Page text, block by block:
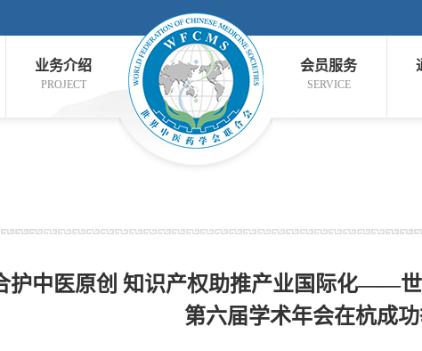
业务介绍
PROJECT
会员服务
SERVICE
护中医原创 知识产权助推产业国际化——
第六届学术年会在杭成